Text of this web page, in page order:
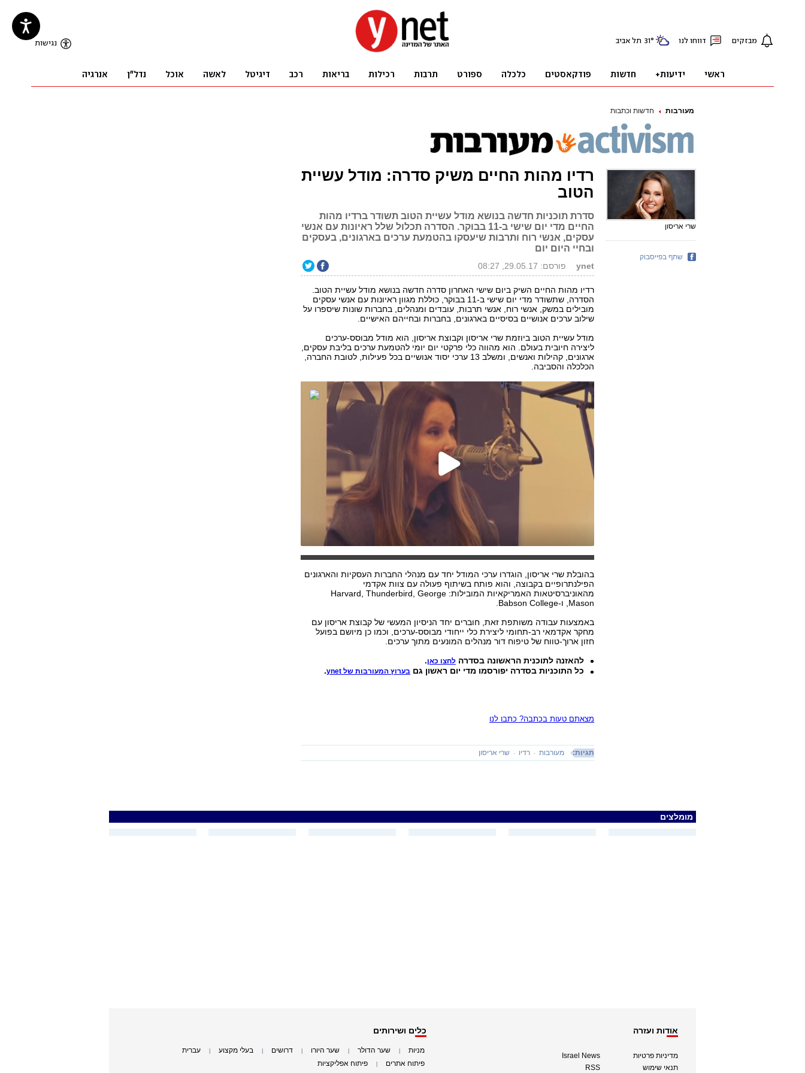
מעורבות חדשות וכתבות
רדיו מהות החיים משיק סדרה: מודל עשיית
הטוב
סדרת תוכניות חדשה בנושא מודל עשיית הטוב תשודר ברדיו מהות
החיים מדי יום שישי ב-11 בבוקר. הסדרה תכלול שלל ראיונות עם אנשי
עסקים, אנשי רוח ותרבות שיעסקו בהטמעת ערכים בארגונים, בעסקים
ובחיי היום יום
ynet פורסם: 29.05.17, 08:27
רדיו מהות החיים השיק ביום שישי האחרון סדרה חדשה בנושא מודל עשיית הטוב.
הסדרה, שתשודר מדי יום שישי ב-11 בבוקר, כוללת מגוון ראיונות עם אנשי עסקים
מובילים במשק, אנשי רוח, אנשי תרבות, עובדים ומנהלים, בחברות שונות שיספרו על
שילוב ערכים אנושיים בסיסיים בארגונים, בחברות ובחייהם האישיים.
מודל עשיית הטוב ביוזמת שרי אריסון וקבוצת אריסון, הוא מודל מבוסס-ערכים
ליצירה חיובית בעולם. הוא מהווה כלי פרקטי יום יומי להטמעת ערכים בליבת עסקים,
ארגונים, קהילות ואנשים, ומשלב 13 ערכי יסוד אנושיים בכל פעילות, לטובת החברה,
הכלכלה והסביבה.
בהובלת שרי אריסון, הוגדרו ערכי המודל יחד עם מנהלי החברות העסקיות והארגונים
הפילנתרופיים בקבוצה, והוא פותח בשיתוף פעולה עם צוות אקדמי
מהאוניברסיטאות האמריקאיות המובילות: Harvard, Thunderbird, George
Mason, ו-Babson College.
באמצעות עבודה משותפת זאת, חוברים יחד הניסיון המעשי של קבוצת אריסון עם
מחקר אקדמאי רב-תחומי ליצירת כלי ייחודי מבוסס-ערכים, וכמו כן מיושם בפועל
חזון ארוך-טווח של טיפוח דור מנהלים המונעים מתוך ערכים.
להאזנה לתוכנית הראשונה בסדרה לחצו כאן.
כל התוכניות בסדרה יפורסמו מדי יום ראשון גם בערוץ המעורבות של ynet .
מצאתם טעות בכתבה? כתבו לנו
תגיות: מעורבות רדיו שרי אריסון
שרי אריסון
שתף בפייסבוק
מומלצים
אודות ועזרה
מדיניות פרטיות
תנאי שימוש
Israel News
RSS
כלים ושירותים
מניות שער הדולר שער היורו דרושים בעלי מקצוע עברית
פיתוח אתרים פיתוח אפליקציות